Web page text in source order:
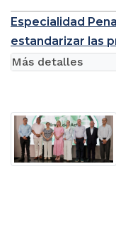
Especialidad
estandarizar las
Más detalles